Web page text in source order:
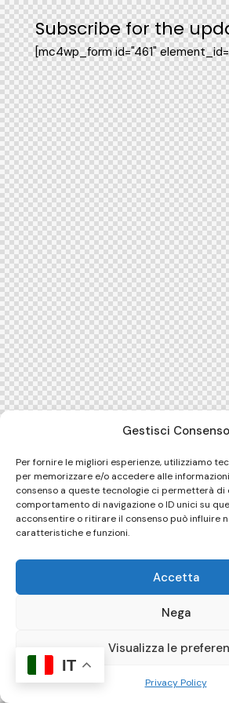
Gestisci Consenso
Per fornire le migliori esperienze, utilizziamo
per memorizzare e/o accedere alle
consenso a queste tecnologie ci permetterà
comportamento di navigazione o ID unici su
acconsentire o ritirare il consenso può influire
caratteristiche e funzioni.
Accetta
Nega
Visualizza le
Privacy Policy
Subscribe for the
[mc4wp_form id="461"
IT